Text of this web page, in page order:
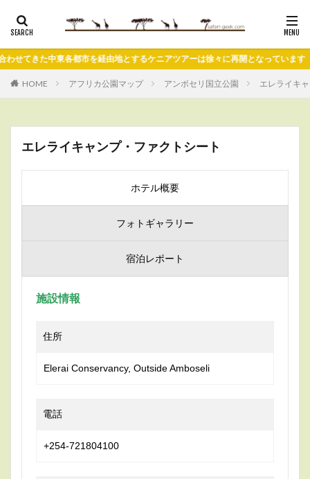
た中東各都市を経由地とするケニアツアーは徐々に再開となっています
HOME アフリカ公園マップ アンボセリ国立公園 エレライキ
エレライキャンプ・ファクトシート
ホテル概要
フォトギャラリー
宿泊レポート
施設情報
住所
Elerai Conservancy, Outside Amboseli
電話
+254-721804100